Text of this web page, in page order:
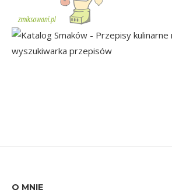
O MNIE